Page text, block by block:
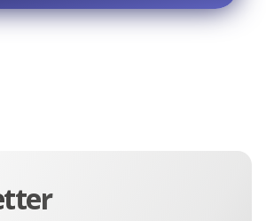
Toruń